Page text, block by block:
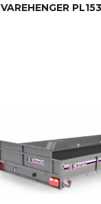
VAREHENGER